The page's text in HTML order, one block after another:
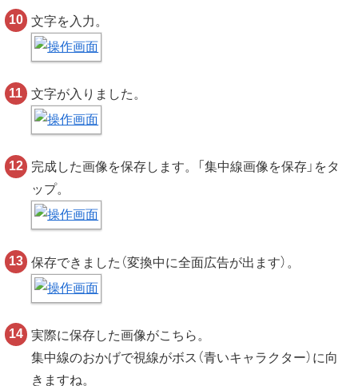
文字を入力。
文字が入りました。
完成した画像を保存します。「集中線画像を保存」をタ
ップ。
保存できました（変換中に全面広告が出ます）。
実際に保存した画像がこちら。
集中線のおかげで視線がボス（青いキャラクター）に向
きますね。